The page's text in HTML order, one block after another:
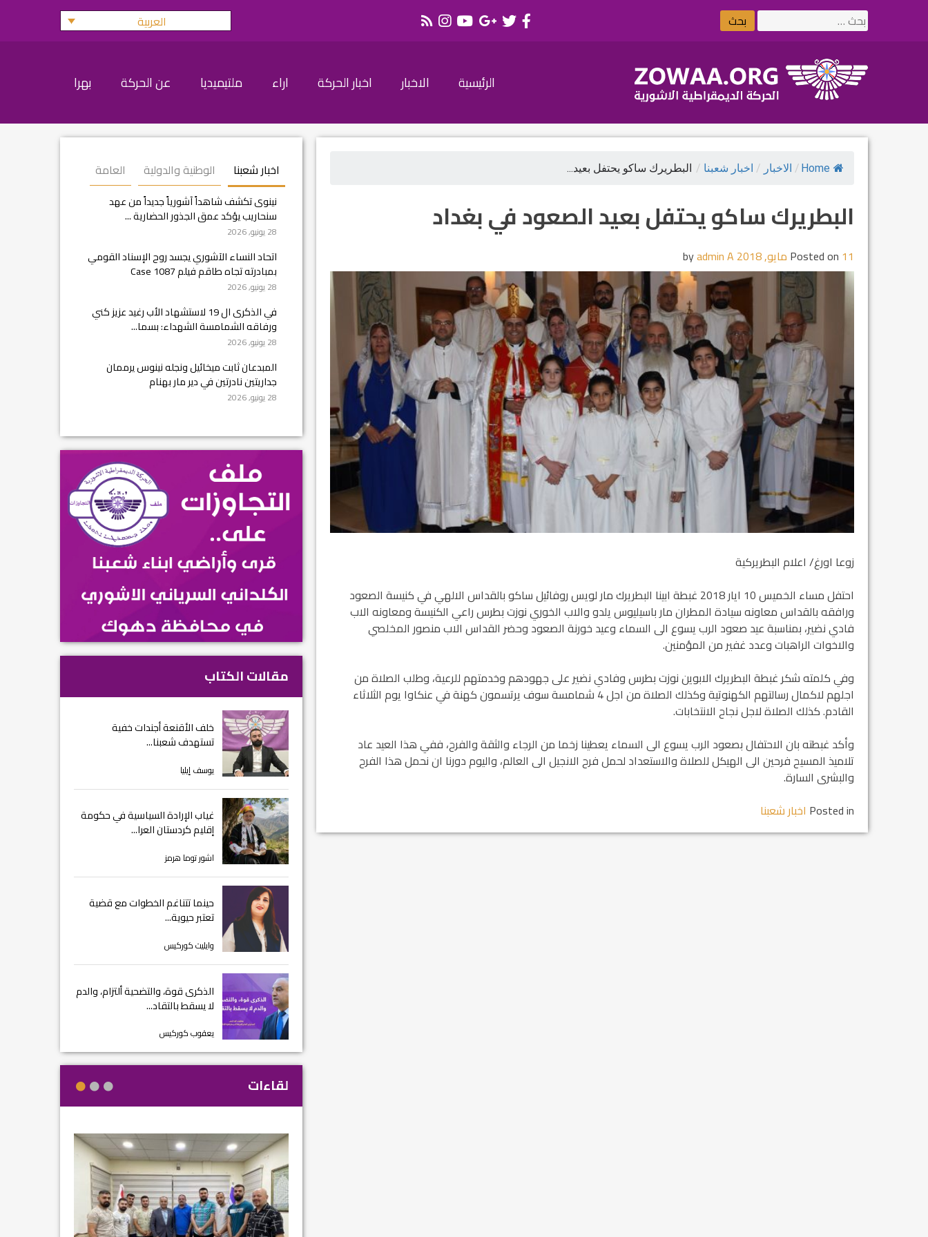
البحث
عن:
العربية
الرئيسية الاخبار اخبار الحركة اراء ملتيميديا عن الحركة بهرا
Home
/ الاخبار / اخبار شعبنا / البطريرك ساكو يحتفل بعيد...
البطريرك ساكو يحتفل بعيد الصعود في بغداد
Posted on 11 مايو, 2018 admin A
زوعا اورغ/ اعلام البطريركية
احتفل مساء الخميس 10 ايار 2018 غبطة ابينا البطريرك مار لويس روفائيل ساكو بالقداس الالهي في كنيسة الصعود
ورافقه بالقداس معاونه سيادة المطران مار باسيليوس يلدو والاب الخوري نوزت بطرس راعي الكنيسة ومعاونه الاب
فادي نضير، بمناسبة عيد صعود الرب يسوع الى السماء وعيد خورنة الصعود وحضر القداس الاب منصور المخلصي
والاخوات الراهبات وعدد غفير من المؤمنين.
وفي كلمته شكر غبطة البطريرك الابوين نوزت بطرس وفادي نضير على جهودهم وخدمتهم للرعية، وطلب الصلاة من
اجلهم لاكمال رسالتهم الكهنوتية وكذلك الصلاة من اجل 4 شمامسة سوف يرتسمون كهنة في عنكاوا يوم الثلاثاء
القادم. كذلك الصلاة لاجل نجاح الانتخابات.
وأكد غبطته بان الاحتفال بصعود الرب يسوع الى السماء يعطينا زخما من الرجاء والثقة والفرح، ففي هذا العيد عاد
تلاميذ المسيح فرحين الى الهيكل للصلاة والاستعداد لحمل فرح الانجيل الى العالم، واليوم دورنا ان نحمل هذا الفرح
والبشرى السارة.
Posted in اخبار شعبنا
اخبار شعبنا الوطنية والدولية العامة
نينوى تكشف شاهداً آشورياً جديداً من عهد
سنحاريب يؤكد عمق الجذور الحضارية ...
28 يونيو, 2026
اتحاد النساء الآشوري يجسد روح الإسناد القومي
بمبادرته تجاه طاقم فيلم Case 1087
28 يونيو, 2026
في الذكرى ال 19 لاستشهاد الأب رغيد عزيز كني
ورفاقه الشمامسة الشهداء: بسما...
28 يونيو, 2026
المبدعان ثابت ميخائيل ونجله نينوس يرممان
جداريتين نادرتين في دير مار بهنام
28 يونيو, 2026
مقالات الكتاب
خلف الأقنعة أجندات خفية
تستهدف شعبنا...
يوسف إيليا
غياب الإرادة السياسية في حكومة
إقليم كردستان العرا...
اشور توما هرمز
حينما تتناغم الخطوات مع قضية
تعتبر حيوية...
وايليت كوركيس
الذكرى قوة، والتضحية ألتزام، والدم
لا يسقط بالتقاد...
يعقوب كوركيس
لقاءات